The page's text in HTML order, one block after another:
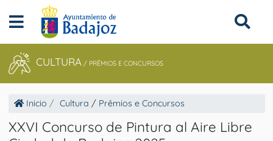
CULTURA / PRÊMIOS E CONCURSOS
Inicio Cultura / Prêmios e Concursos
XXVI Concurso de Pintura al Aire Libre